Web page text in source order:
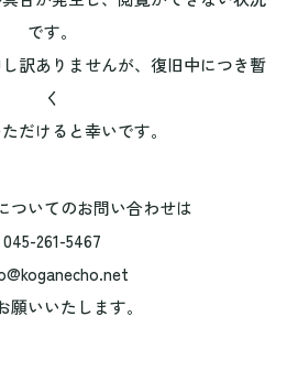
です。
訳ありませんが、復旧中につき暫
く
だけると幸いです。
ついてのお問い合わせは
045-261-5467
願いいたします。